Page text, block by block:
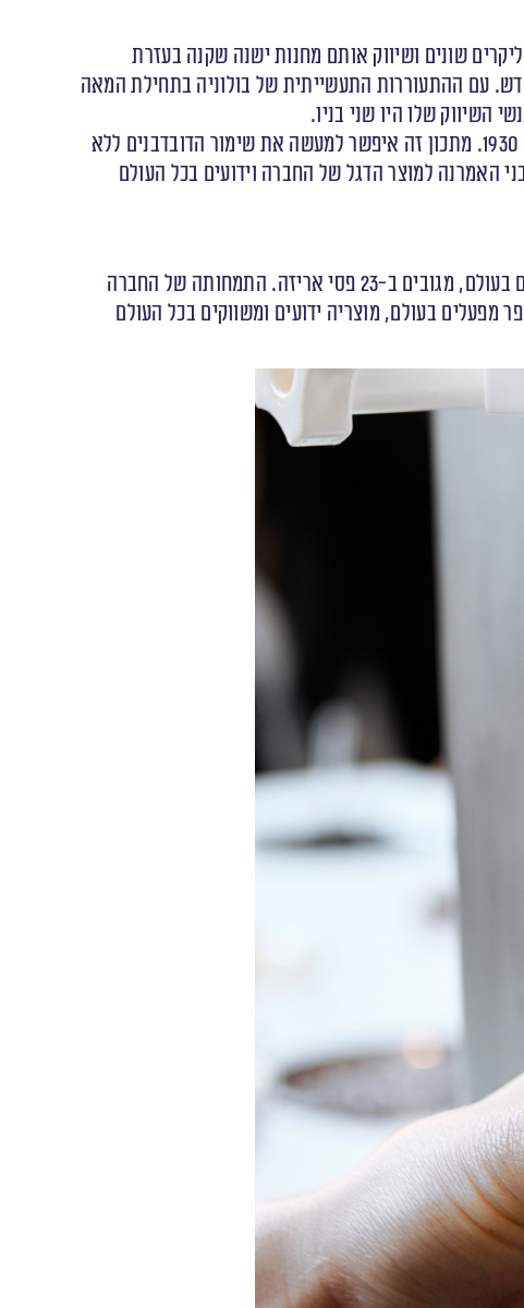
פאברי ליקרים שונים ושיווק אותם מחנות ישנה שקנה בעזרת
עם ההתעוררות התעשייתית של בולוניה בתחילת המאה
את דובדבני אמרנה בסירופ המפורסמים אשר הוכנו לפי מתכון משפחתי מסורתי של אשתו של ג’נארו החלו לייצר בשנת 1930. מתכון זה איפשר למעשה את שימור הדובדבנים ללא
האמרנה למוצר הדגל של החברה וידועים בכל העולם
כיום מנוהלת חברת פאברי ע”י דור רביעי למייסדים. לחברה מגוון של מאות מוצרים, מיוצרים ב-17 פסי ייצור מן החדישים בעולם, מגובים ב-23 פסי אריזה. התמחותה של החברה
מפעלים בעולם, מוצריה ידועים ומשווקים בכל העולם